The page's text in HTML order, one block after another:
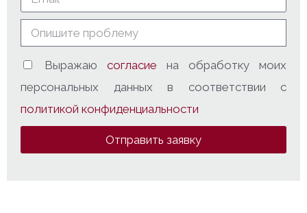
Выражаю согласие на обработку моих
персональных данных в соответствии с
политикой конфиденциальности
Отправить заявку